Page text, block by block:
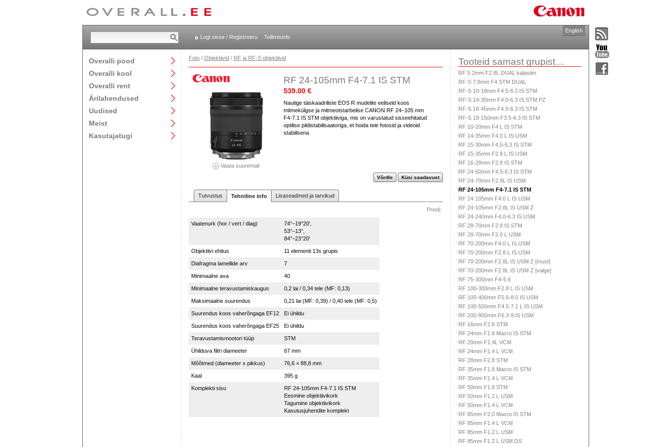
Logi sisse / Registreeru Tellimisinfo
English
Overalli pood
Overalli kool
Overalli rent
Ärilahendused
Uudised
Meist
Kasutajatugi
Foto/ Objektiivid/ RF ja RF-S objektiivid
Vaata suuremalt
RF 24-105mm F4-7.1 IS STM
539.00 €
Nautige täiskaadriliste EOS R mudelite eeliseid koos
mitmekülgse ja mitmeotstarbelise CANON RF 24–105 mm
F4-7.1 IS STM objektiiviga, mis on varustatud sisseehitatud
optilise pildistabilisaatoriga, et hoida teie fotosid ja videoid
stabiilsena
Võrdle Küsi saadavust
Tutvustus Tehniline info Lisaseadmed ja tarvikud
Prindi
Vaatenurk (hor / vert / diag)
74°–19°20',
53°–13°,
84°–23°20'
Objektiivi ehitus 11 elementi 13s grupis
Diafragma lamellide arv 7
Minimaalne ava 40
Minimaalne teravustamiskaugus 0,2 lai / 0,34 tele (MF: 0,13)
Maksimaalne suurendus 0,21 lai (MF: 0,39) / 0,40 tele (MF: 0,5)
Suurendus koos vaherõngaga EF12 Ei ühildu
Suurendus koos vaherõngaga EF25 Ei ühildu
Teravustamismootori tüüp STM
Ühilduva filtri diameeter 67 mm
Mõõtmed (diameeter x pikkus) 76,6 × 88,8 mm
Kaal 395 g
Komplekti sisu
RF 24-105mm F4-7.1 IS STM
Eesmine objektiivikork
Tagumine objektiivikork
Kasutusjuhendite komplekt
Tooteid samast grupist…
RF 5.2mm F2.8L DUAL kalasilm
RF-S 7.8mm F4 STM DUAL
RF-S 10-18mm F4.5-6.3 IS STM
RF-S 14-30mm F4.0-6.3 IS STM PZ
RF-S 18-45mm F4.5-6.3 IS STM
RF-S 18-150mm F3.5-6.3 IS STM
RF 10-20mm F4 L IS STM
RF 14-35mm F4.0 L IS USM
RF 15-30mm F4.5-6.3 IS STM
RF 15-35mm F2.8 L IS USM
RF 16-28mm F2.8 IS STM
RF 24-50mm F4.5-6.3 IS STM
RF 24-70mm F2.8L IS USM
RF 24-105mm F4-7.1 IS STM
RF 24-105mm F4.0 L IS USM
RF 24-105mm F2.8L IS USM Z
RF 24-240mm F4.0-6.3 IS USM
RF 28-70mm F2.8 IS STM
RF 28-70mm F2.0 L USM
RF 70-200mm F4.0 L IS USM
RF 70-200mm F2.8 L IS USM
RF 70-200mm F2.8L IS USM Z [must]
RF 70-200mm F2.8L IS USM Z [valge]
RF 75-300mm F4-5.6
RF 100-300mm F2.8 L IS USM
RF 100-400mm F5.6-8.0 IS USM
RF 100-500mm F4.5-7.1 L IS USM
RF 200-800mm F6.3-9 IS USM
RF 16mm F2.8 STM
RF 24mm F1.8 Macro IS STM
RF 20mm F1.4L VCM
RF 24mm F1.4 L VCM
RF 28mm F2.8 STM
RF 35mm F1.8 Macro IS STM
RF 35mm F1.4 L VCM
RF 50mm F1.8 STM
RF 50mm F1.2 L USM
RF 50mm F1.4 L VCM
RF 85mm F2.0 Macro IS STM
RF 85mm F1.4 L VCM
RF 85mm F1.2 L USM
RF 85mm F1.2 L USM DS